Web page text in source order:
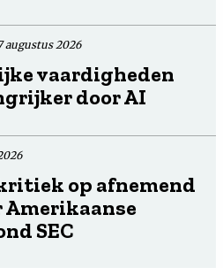
augustus 2026
vaardigheden
door AI
op afnemend
SEC